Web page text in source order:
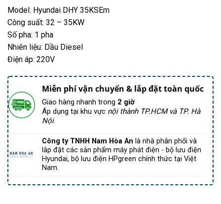
Model: Hyundai DHY 35KSEm
Công suất: 32 – 35KW
Số pha: 1 pha
Nhiên liệu: Dầu Diesel
Điện áp: 220V
Miễn phí vận chuyển & lắp đặt toàn quốc
Giao hàng nhanh trong 2 giờ
Áp dụng tại khu vực nội thành TP.HCM và TP. Hà
Nội
Công ty TNHH Nam Hòa An là nhà phân phối và
lắp đặt các sản phẩm máy phát điện - bộ lưu điện
Hyundai, bộ lưu điện HPgreen chính thức tại Việt
Nam.